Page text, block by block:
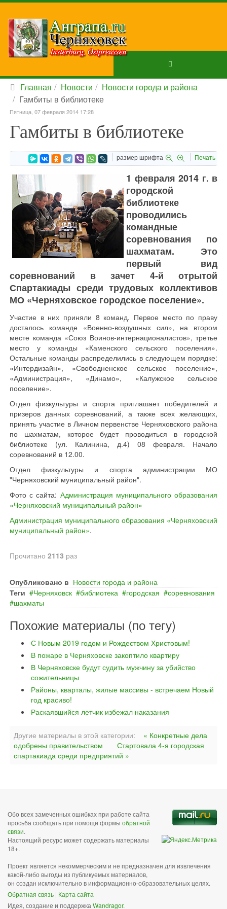
Главная Новости
Новости города и района
Гамбиты в библиотеке
Пятница, 07 февраля 2014 17:28
Гамбиты в библиотеке
размер шрифта Печать
1 февраля 2014 г. в
городской
библиотеке
проводились
командные
соревнования по
шахматам. Это
первый вид
соревнований в зачет 4-й отрытой
Спартакиады среди трудовых коллективов
МО «Черняховское городское поселение».
Участие в них приняли 8 команд. Первое место по праву
досталось команде «Военно-воздушных сил», на втором
месте команда «Союз Воинов-интернационалистов», третье
место у команды «Каменского сельского поселения».
Остальные команды распределились в следующем порядке:
«Интердизайн», «Свободненское сельское поселение»,
«Администрация», «Динамо», «Калужское сельское
поселение».
Отдел физкультуры и спорта приглашает победителей и
призеров данных соревнований, а также всех желающих,
принять участие в Личном первенстве Черняховского района
по шахматам, которое будет проводиться в городской
библиотеке (ул. Калинина, д.4) 08 февраля. Начало
соревнований в 12.00.
Отдел физкультуры и спорта администрации МО
"Черняховский муниципальный район".
Фото с сайта: Администрация муниципального образования
«Черняховский муниципальный район»
Администрация муниципального образования «Черняховский
муниципальный район».
Прочитано 2113 раз
Опубликовано в Новости города и района
Теги
Черняховск библиотека городская
соревнования
шахматы
Похожие материалы (по тегу)
С Новым 2019 годом и Рождеством Христовым!
В пожаре в Черняховске закоптило квартиру
В Черняховске будут судить мужчину за убийство
сожительницы
Районы, кварталы, жилые массивы - встречаем Новый
год красиво!
Раскаявшийся летчик избежал наказания
Другие материалы в этой категории:
« Конкретные дела
одобрены правительством
Стартовала 4-я городская
спартакиада среди предприятий »
Обо всех замеченных ошибках при работе сайта
просьба сообщать при помощи формы обратной
связи.
Настоящий ресурс может содержать материалы
18+.
Проект является некоммерческим и не предназначен для извлечения
какой-либо выгоды из публикуемых материалов,
он создан исключительно в информационно-образовательных целях.
Обратная связь | Карта сайта
Идея, создание и поддержка Wandragor.